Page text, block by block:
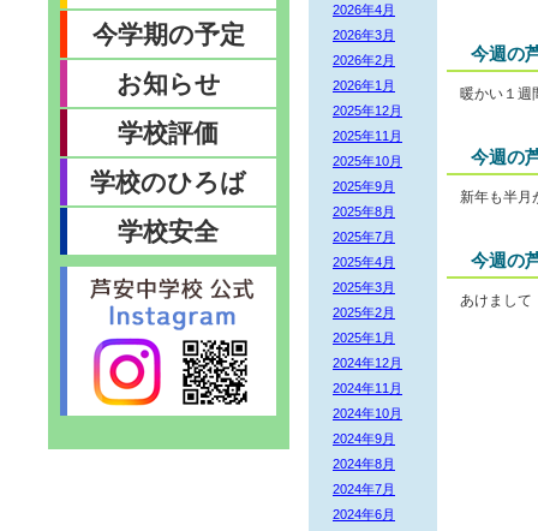
今学期の予定
お知らせ
学校評価
学校のひろば
学校安全
2026年4月
2026年3月
2026年2月
2026年1月
2025年12月
2025年11月
2025年10月
2025年9月
2025年8月
2025年7月
2025年4月
2025年3月
2025年2月
2025年1月
2024年12月
2024年11月
2024年10月
2024年9月
2024年8月
2024年7月
2024年6月
今週の
暖かい１週
今週の
新年も半月
今週の
あけまし